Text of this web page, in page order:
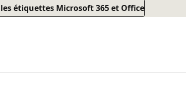
étiquettes Microsoft 365 et Office